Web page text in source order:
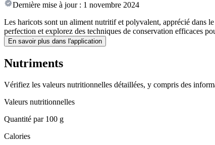
Dernière mise à jour : 1 novembre 2024
Les haricots sont un aliment nutritif et polyvalent, apprécié dans
perfection et explorez des techniques de conservation efficaces
En savoir plus dans l'application
Nutriments
Vérifiez les valeurs nutritionnelles détaillées, y compris des
Valeurs nutritionnelles
Quantité par100 g
Calories